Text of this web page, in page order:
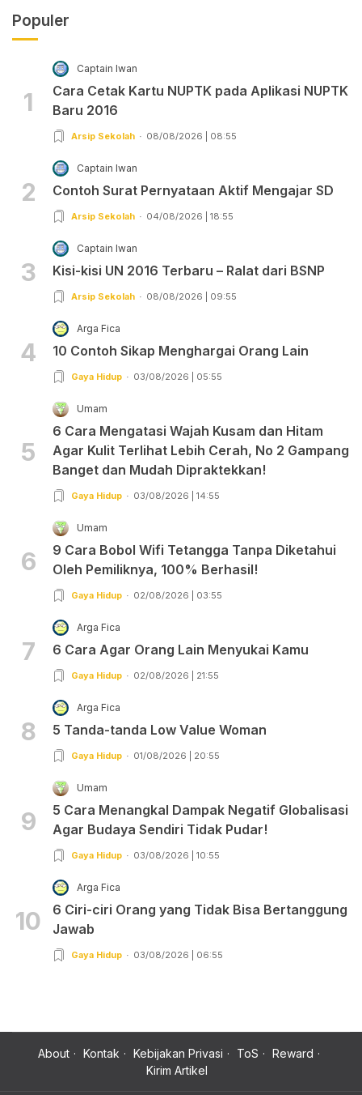
Populer
1
Captain Iwan
Cara Cetak Kartu NUPTK pada Aplikasi NUPTK
Baru 2016
Arsip Sekolah 08/08/2026 | 08:55
2
Captain Iwan
Contoh Surat Pernyataan Aktif Mengajar SD
Arsip Sekolah 04/08/2026 | 18:55
3
Captain Iwan
Kisi-kisi UN 2016 Terbaru – Ralat dari BSNP
Arsip Sekolah 08/08/2026 | 09:55
4
Arga Fica
10 Contoh Sikap Menghargai Orang Lain
Gaya Hidup 03/08/2026 | 05:55
5
Umam
6 Cara Mengatasi Wajah Kusam dan Hitam
Agar Kulit Terlihat Lebih Cerah, No 2 Gampang
Banget dan Mudah Dipraktekkan!
Gaya Hidup 03/08/2026 | 14:55
6
Umam
9 Cara Bobol Wifi Tetangga Tanpa Diketahui
Oleh Pemiliknya, 100% Berhasil!
Gaya Hidup 02/08/2026 | 03:55
7
Arga Fica
6 Cara Agar Orang Lain Menyukai Kamu
Gaya Hidup 02/08/2026 | 21:55
8
Arga Fica
5 Tanda-tanda Low Value Woman
Gaya Hidup 01/08/2026 | 20:55
9
Umam
5 Cara Menangkal Dampak Negatif Globalisasi
Agar Budaya Sendiri Tidak Pudar!
Gaya Hidup 03/08/2026 | 10:55
10
Arga Fica
6 Ciri-ciri Orang yang Tidak Bisa Bertanggung
Jawab
Gaya Hidup 03/08/2026 | 06:55
About Kontak Kebijakan Privasi ToS
Reward
Kirim Artikel